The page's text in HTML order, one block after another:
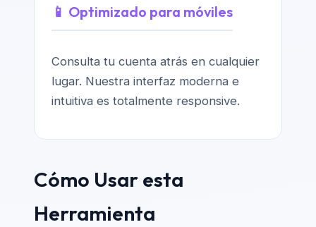
📱 Optimizado para móviles
Consulta tu cuenta atrás en cualquier
lugar. Nuestra interfaz moderna e
intuitiva es totalmente responsive.
Cómo Usar esta
Herramienta